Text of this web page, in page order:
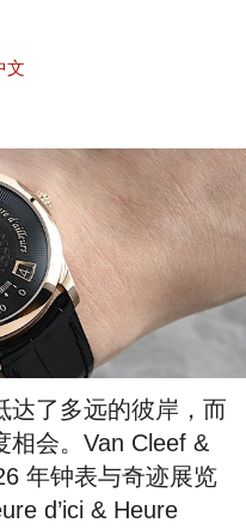
文
达了多远的彼岸，而
相会。Van Cleef &
年钟表与奇迹展览
d’ici & Heure